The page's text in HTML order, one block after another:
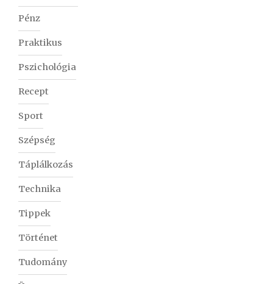
Pénz
Praktikus
Pszichológia
Recept
Sport
Szépség
Táplálkozás
Technika
Tippek
Történet
Tudomány